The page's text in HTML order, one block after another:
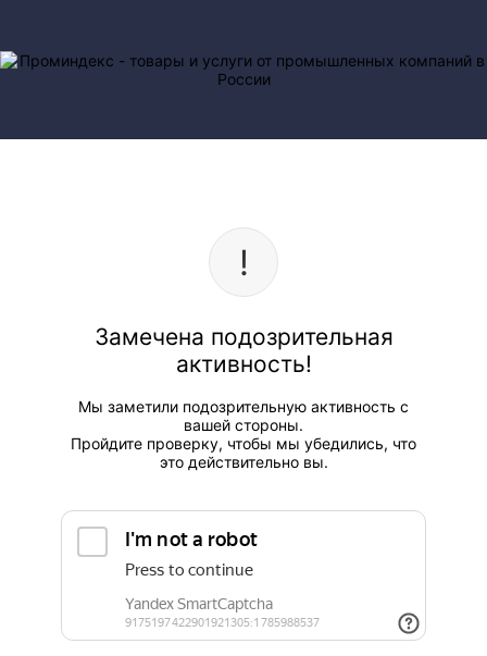
Замечена подозрительная
активность!
Мы заметили подозрительную активность с
вашей стороны.
Пройдите проверку, чтобы мы убедились, что
это действительно вы.